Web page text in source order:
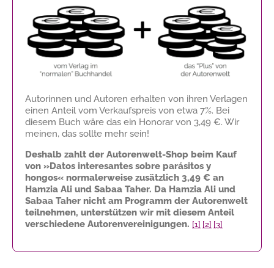
Autorinnen und Autoren erhalten von ihren Verlagen
einen Anteil vom Verkaufspreis von etwa 7%. Bei
diesem Buch wäre das ein Honorar von 3,49 €. Wir
meinen, das sollte mehr sein!
Deshalb zahlt der Autorenwelt-Shop beim Kauf
von »Datos interesantes sobre parásitos y
hongos« normalerweise zusätzlich 3,49 € an
Hamzia Ali und Sabaa Taher. Da Hamzia Ali und
Sabaa Taher nicht am Programm der Autorenwelt
teilnehmen, unterstützen wir mit diesem Anteil
verschiedene Autorenvereinigungen. [1] [2] [3]